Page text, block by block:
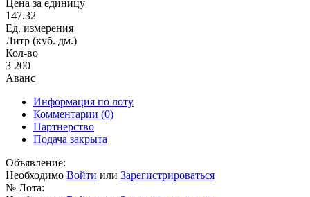
Цена за единицу
147.32
Ед. измерения
Литр (куб. дм.)
Кол-во
3 200
Аванс
Информация по лоту
Комментарии (0)
Партнерство
Подача закрыта
Объявление:
Необходимо Войти или Зарегистрироваться
№ Лота: